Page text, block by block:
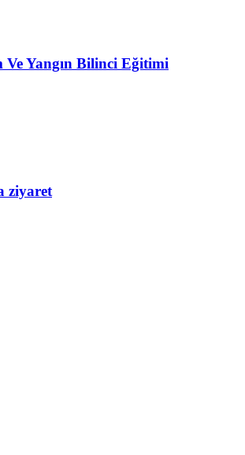
Ve Yangın Bilinci Eğitimi
ziyaret